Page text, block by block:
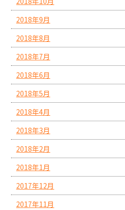
2018年9月
2018年8月
2018年7月
2018年6月
2018年5月
2018年4月
2018年3月
2018年2月
2018年1月
2017年12月
2017年11月